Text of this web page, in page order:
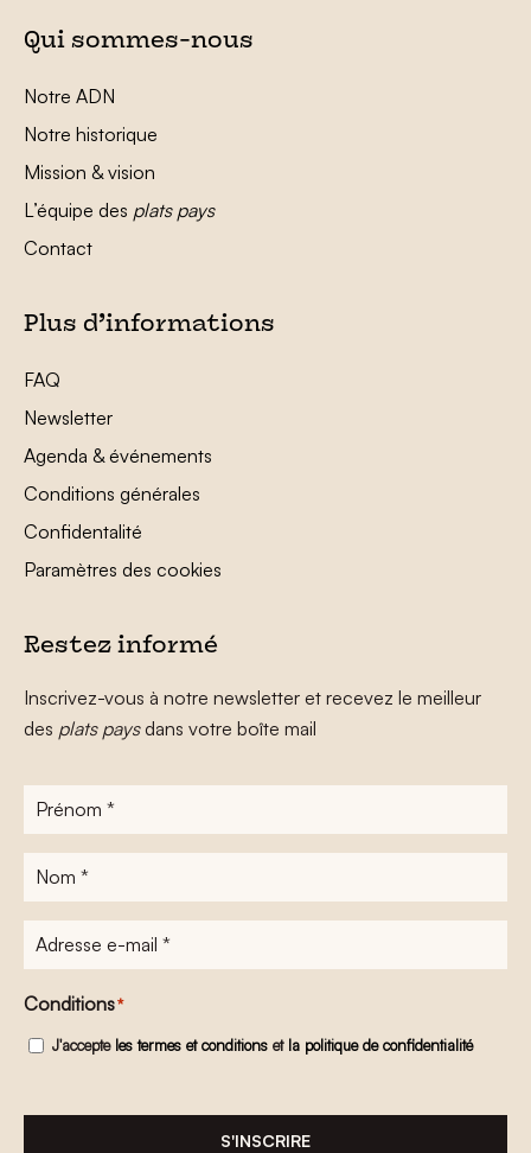
Qui sommes-nous
Notre ADN
Notre historique
Mission & vision
L’équipe des plats pays
Contact
Plus d’informations
FAQ
Newsletter
Agenda & événements
Conditions générales
Confidentalité
Paramètres des cookies
Restez informé
Inscrivez-vous à notre newsletter et recevez le meilleur
des plats paysdans votre boîte mail
Prénom
Nom
Adresse
e-
mail*
Conditions*
J'accepte les termes et conditions et la politique de confidentialité
S'INSCRIRE